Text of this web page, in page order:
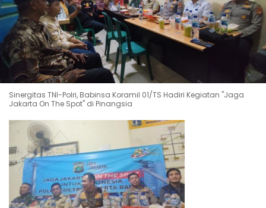
Sinergitas TNI-Polri, Babinsa Koramil 01/TS Hadiri Kegiatan "Jaga
Jakarta On The Spot" di Pinangsia